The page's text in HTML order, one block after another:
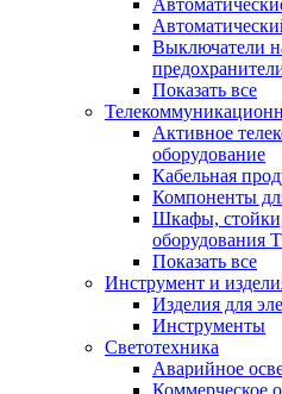
Выключатели
Показать все
Активное
оборудование
Кабельная
Компоненты
Шкафы,
оборудования
Показать все
Инструмент и
Изделия для
Инструменты
Светотехника
Аварийное
Коммерческое